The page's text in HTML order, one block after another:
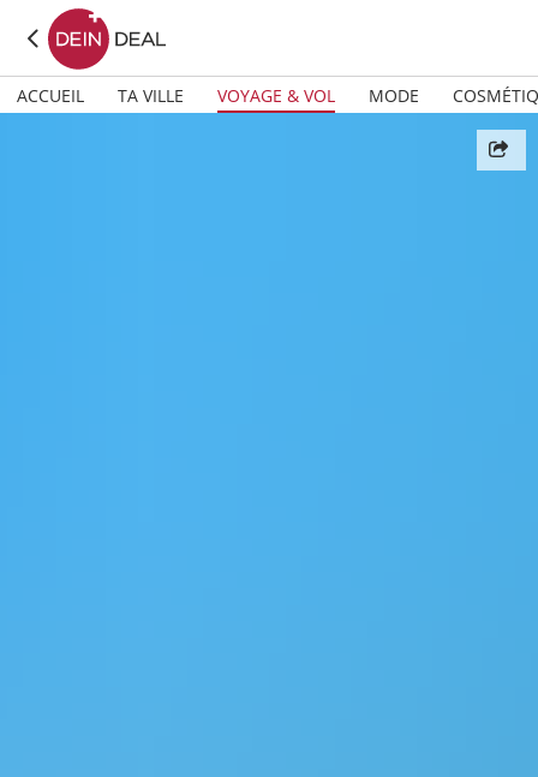
ACCUEIL TA VILLE VOYAGE & VOL MODE